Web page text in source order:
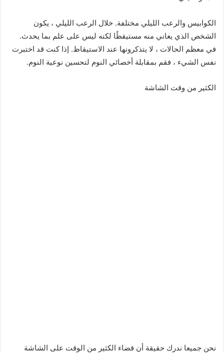
الكوابيس والرعب الليلي مختلفة. خلال الرعب الليلي ، يكون
الشخص الذي يعاني منه مستيقظًا لكنه ليس على علم بما يحدث.
في معظم الحالات ، لا يتذكرونها عند الاستيقاظ. إذا كنت قد اختبرت
نفس الشيء ، فقم بمقابلة أخصائي النوم لتحسين نوعية النوم.
الكثير من وقت الشاشة
نحن جميعا ندرك حقيقة أن قضاء الكثير من الوقت على الشاشة